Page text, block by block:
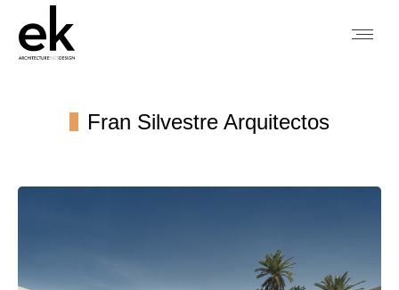
Fran Silvestre Arquitectos